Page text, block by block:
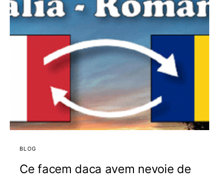
BLOG
Ce facem daca avem nevoie de